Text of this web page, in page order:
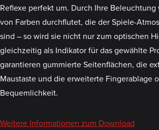
Reflexe perfekt um. Durch Ihre Beleuchtung
von Farben durchflutet, die der Spiele-
sind – so wird sie nicht nur zum optischen
gleichzeitig als Indikator für das gewählte
garantieren gummierte Seitenflächen, die
Maustaste und die erweiterte Fingerablage
Bequemlichkeit.
Weitere Informationen zum Download